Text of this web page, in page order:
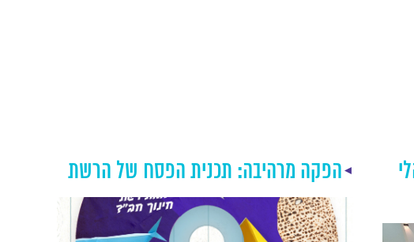
למעלה מ-40,000 תלמידי ותלמידות
הרשת בכנס הארצי השנתי בי' שבט